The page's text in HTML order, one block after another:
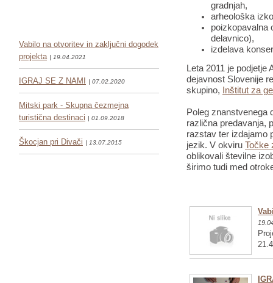
Vabilo na otvoritev in zaključni dogodek
projekta | 19.04.2021
IGRAJ SE Z NAMI | 07.02.2020
Mitski park - Skupna čezmejna
turistična destinaci | 01.09.2018
Škocjan pri Divači | 13.07.2015
gradnjah,
arheološka
poizkopavalna
delavnico),
izdelava
Leta 2011 je
dejavnost Slovenije
skupino,
Inštitut za
Poleg znanstvenega
različna predavanja,
razstav ter izdajamo
jezik. V okviru Točke
oblikovali številne
širimo tudi med